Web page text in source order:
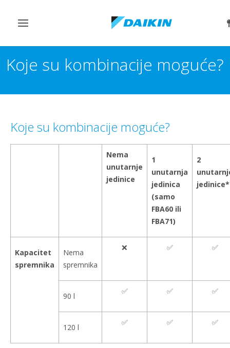
Toggle
Koje su kombinacije moguće?
Koje su kombinacije moguće?
Nema
unutarnje
jedinice
1
unutarnja
jedinica
(samo
FBA60 ili
FBA71)
2
jedinice*
Kapacitet
spremnika
Nema
spremnika
❌ ✅ ✅
90 l
✅ ✅ ✅
120 l
✅ ✅ ✅